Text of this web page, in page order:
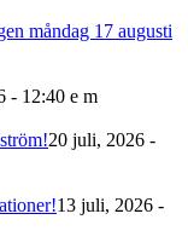
måndag 17 augusti
- 12:40 e m
20 juli, 2026 -
13 juli, 2026 -